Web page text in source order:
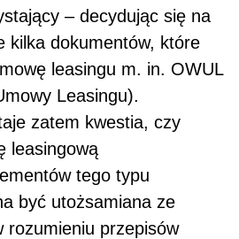
– decydując się na
kilka dokumentów, które
leasingu m. in. OWUL
Leasingu).
zatem kwestia, czy
leasingową
tego typu
być utożsamiana ze
rozumieniu przepisów